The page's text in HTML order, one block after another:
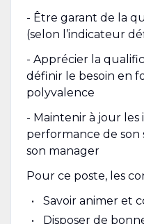
- Être garant de la
(selon l’indicateur
- Apprécier la
définir le besoin en
polyvalence
- Maintenir à jour les
performance de
son manager
Pour ce poste, les
Savoir animer et
Disposer de